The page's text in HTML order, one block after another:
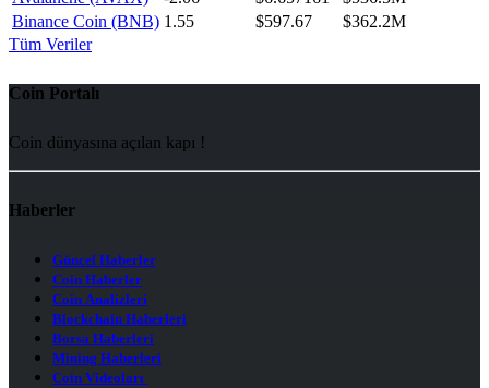
Binance Coin (BNB) 1.55 $597.67
$362.2M
Tüm Veriler
Coin Portalı
Coin dünyasına açılan kapı !
Haberler
Güncel Haberler
Coin Haberler
Coin Analizleri
Blockchain Haberleri
Borsa Haberleri
Mining Haberleri
Coin Videoları